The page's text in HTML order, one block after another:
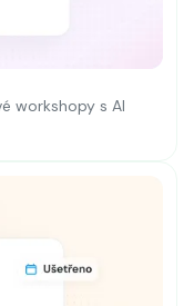
workshopy s AI